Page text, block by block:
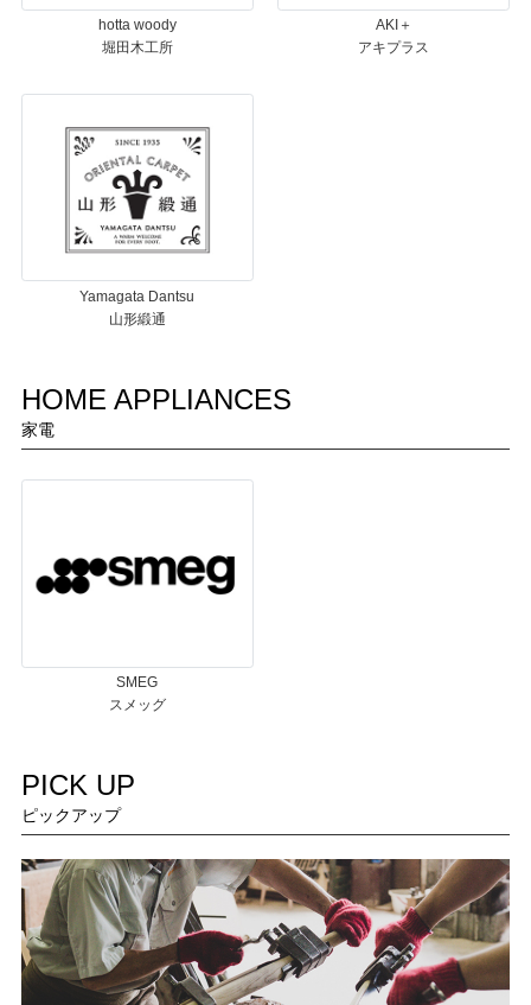
hotta woody
堀田木工所
AKI＋
アキプラス
Yamagata Dantsu
山形緞通
HOME APPLIANCES
家電
SMEG
スメッグ
PICK UP
ピックアップ